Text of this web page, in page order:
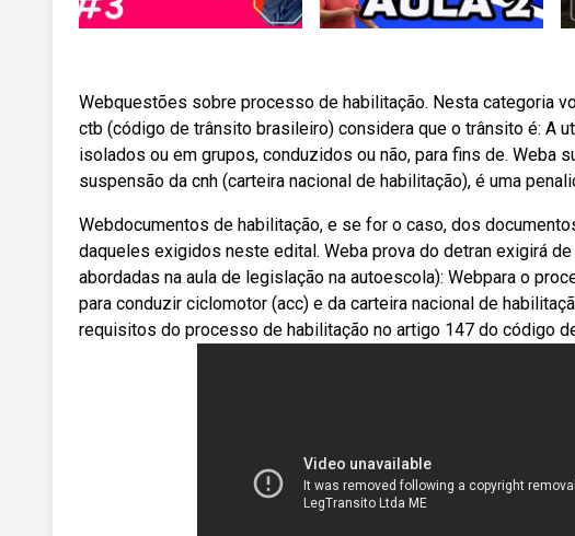
Webquestões sobre processo de habilitação. Nesta categoria
ctb (código de trânsito brasileiro) considera que o trânsito é: A
isolados ou em grupos, conduzidos ou não, para fins de. Weba
suspensão da cnh (carteira nacional de habilitação), é uma
Webdocumentos de habilitação, e se for o caso, dos
daqueles exigidos neste edital. Weba prova do detran exigirá
abordadas na aula de legislação na autoescola): Webpara o
para conduzir ciclomotor (acc) e da carteira nacional de
requisitos do processo de habilitação no artigo 147 do código